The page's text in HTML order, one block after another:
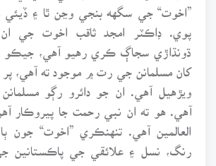
”اخوت“ جي سگهه بنجي وڃن ٿا ۽ ڏيئي
پوي. ڊاڪٽر امجد ثاقب اخوت جي
ڌونڌاڙي سجاڳ ڪري رهيو آهي، جيڪو
کان مسلمانن جي رت ۾ موجود ته آهي،
ويڙهيل آهي. ان جو دائرو رڳو مسلمانن
آهي. هو ته ان نبي رحمت جا پيروڪار
العالمين آهي. تنهنڪري ”اخوت“ جون
رنگ، نسل ۽ علائقي جي پاڪستانين